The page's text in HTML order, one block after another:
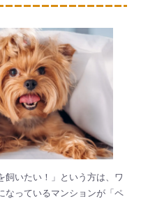
飼いたい！」という方は、ワ
なっているマンションが「ペ